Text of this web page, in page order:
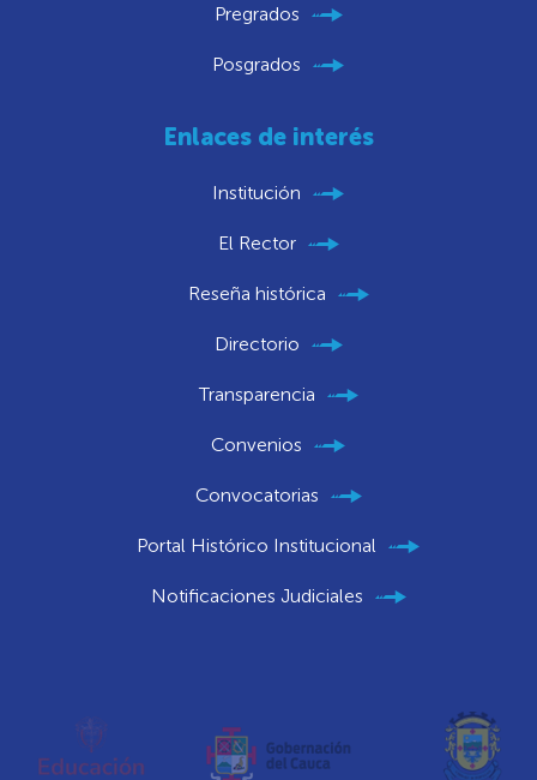
Pregrados
Posgrados
Enlaces de interés
Institución
El Rector
Reseña histórica
Directorio
Transparencia
Convenios
Convocatorias
Portal Histórico Institucional
Notificaciones Judiciales